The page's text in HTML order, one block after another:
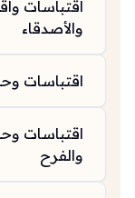
اقتباسات
والأصدقاء
اقتباسات
اقتباسات
والفرح